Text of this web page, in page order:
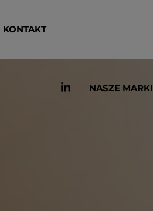
KONTAKT
NASZE MARKI